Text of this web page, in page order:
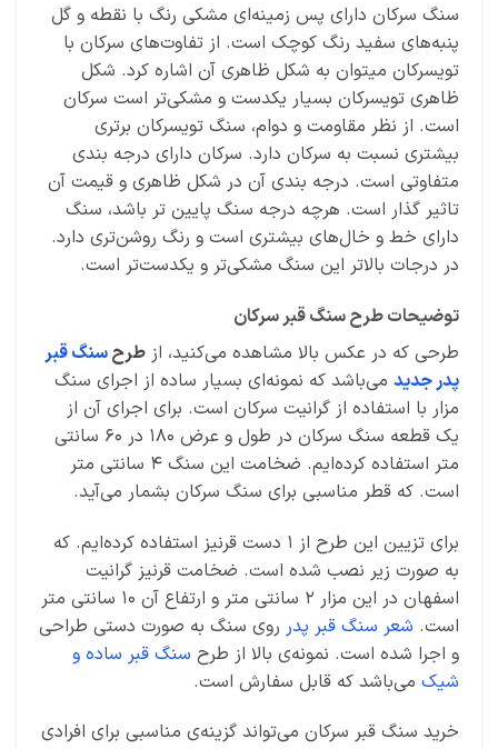
سنگ سرکان دارای پس زمینه‌ای مشکی رنگ با نقطه و گل
پنبه‌های سفید رنگ کوچک است. از تفاوت‌های سرکان با
تویسرکان میتوان به شکل ظاهری آن اشاره کرد. شکل
ظاهری تویسرکان بسیار یکدست و مشکی‌تر است سرکان
است. از نظر مقاومت و دوام، سنگ تویسرکان برتری
بیشتری نسبت به سرکان دارد. سرکان دارای درجه بندی
متفاوتی است. درجه بندی آن در شکل ظاهری و قیمت آن
تاثیر گذار است. هرچه درجه سنگ پایین تر باشد، سنگ
دارای خط و خال‌های بیشتری است و رنگ روشن‌تری دارد.
در درجات بالاتر این سنگ مشکی‌تر و یکدست‌تر است.
توضیحات طرح سنگ قبر سرکان
طرحی که در عکس بالا مشاهده می‌کنید، از طرحسنگ قبر
پدر جدیدمی‌باشد که نمونه‌ای بسیار ساده از اجرای سنگ
مزار با استفاده از گرانیت سرکان است. برای اجرای آن از
یک قطعه سنگ سرکان در طول و عرض 180 در 60 سانتی
متر استفاده کرده‌ایم. ضخامت این سنگ 4 سانتی متر
است. که قطر مناسبی برای سنگ سرکان بشمار می‌آید.
برای تزیین این طرح از 1 دست قرنیز استفاده کرده‌ایم. که
به صورت زیر نصب شده است. ضخامت قرنیز گرانیت
اسفهان در این مزار 2 سانتی متر و ارتفاع آن 10 سانتی متر
است.شعر سنگ قبر پدرروی سنگ به صورت دستی طراحی
و اجرا شده است. نمونه‌ی بالا از طرحسنگ قبر ساده و
شیکمی‌باشد که قابل سفارش است.
خرید سنگ قبر سرکان می‌تواند گزینه‌ی مناسبی برای افرادی